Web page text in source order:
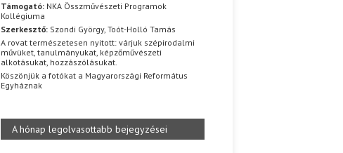
Támogató: NKA Összművészeti Programok
Kollégiuma
Szerkesztő: Szondi György, Toót-Holló Tamás
A rovat természetesen nyitott: várjuk szépirodalmi
művüket, tanulmányukat, képzőművészeti
alkotásukat, hozzászólásukat.
Köszönjük a fotókat a Magyarországi Református
Egyháznak
A hónap legolvasottabb bejegyzései